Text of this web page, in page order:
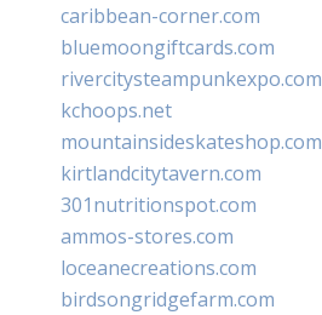
caribbean-corner.com
bluemoongiftcards.com
rivercitysteampunkexpo.com
kchoops.net
mountainsideskateshop.com
kirtlandcitytavern.com
301nutritionspot.com
ammos-stores.com
loceanecreations.com
birdsongridgefarm.com